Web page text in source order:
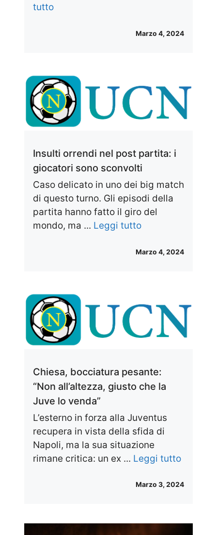
tutto
Marzo 4, 2024
Insulti orrendi nel post partita: i
giocatori sono sconvolti
Caso delicato in uno dei big match
di questo turno. Gli episodi della
partita hanno fatto il giro del
mondo, ma ... Leggi tutto
Marzo 4, 2024
Chiesa, bocciatura pesante:
“Non all’altezza, giusto che la
Juve lo venda”
L’esterno in forza alla Juventus
recupera in vista della sfida di
Napoli, ma la sua situazione
rimane critica: un ex ... Leggi tutto
Marzo 3, 2024